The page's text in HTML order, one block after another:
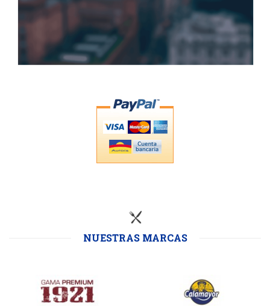
NUESTRAS MARCAS